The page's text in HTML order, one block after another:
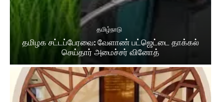
தமிழ்நாடு
தமிழக சட்​டப்​பேர​வை: வேளாண் பட்​ஜெட்டை தாக்கல்
செய்தார் அமைச்சர் வினோத்